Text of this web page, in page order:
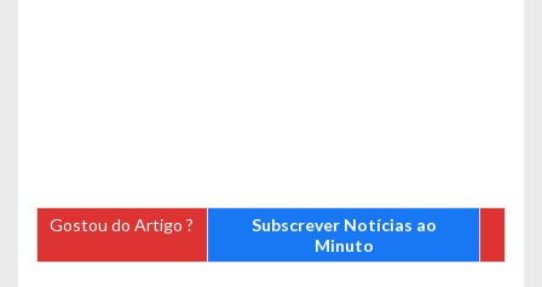
Gostou do Artigo ?
Subscrever Notícias ao
Minuto